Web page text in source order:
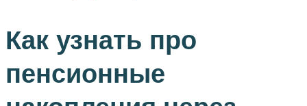
Как узнать про
пенсионные